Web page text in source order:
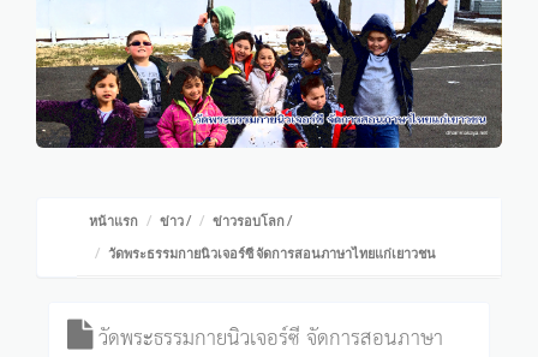
หน้าแรก ข่าว/ ข่าวรอบโลก/
วัดพระธรรมกายนิวเจอร์ซี จัดการสอนภาษาไทยแก่เยาวชน
วัดพระธรรมกายนิวเจอร์ซี จัดการสอนภาษา